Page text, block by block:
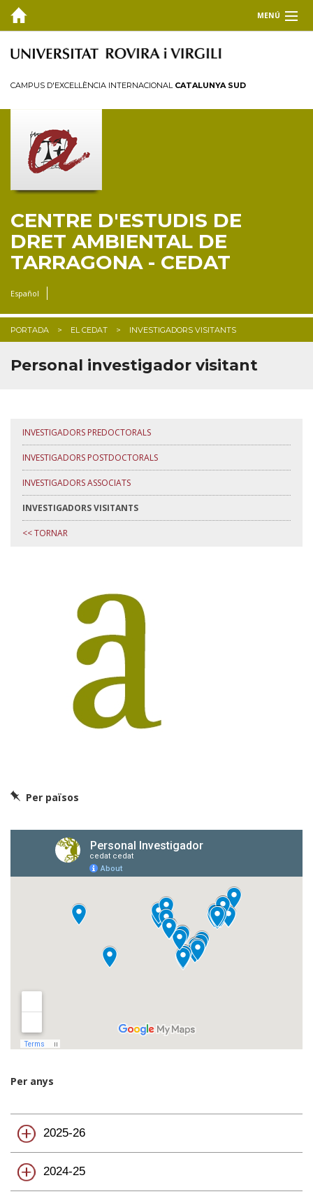
MENÚ
EL CEDAT
Membres
Personal investigador
Reglament
FORMACIÓ
RECERCA I TRANSFERÈNCIA
BLOG
CAMPUS D'EXCEL·LÈNCIA INTERNACIONAL CATALUNYA SUD
CENTRE D'ESTUDIS DE
DRET AMBIENTAL DE
TARRAGONA - CEDAT
Español
PORTADA EL CEDAT INVESTIGADORS VISITANTS
Personal investigador visitant
INVESTIGADORS PREDOCTORALS
INVESTIGADORS POSTDOCTORALS
INVESTIGADORS ASSOCIATS
INVESTIGADORS VISITANTS
<< TORNAR
Per països
Per anys
2025-26
2024-25